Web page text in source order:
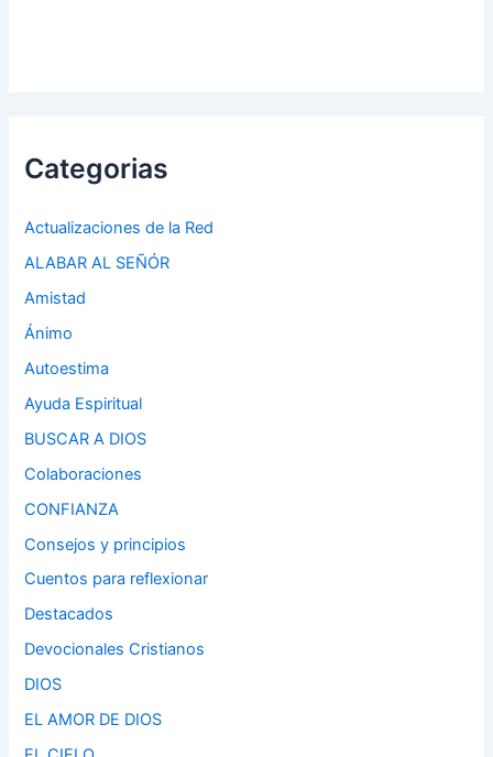
Categorias
Actualizaciones de la Red
ALABAR AL SEÑÓR
Amistad
Ánimo
Autoestima
Ayuda Espiritual
BUSCAR A DIOS
Colaboraciones
CONFIANZA
Consejos y principios
Cuentos para reflexionar
Destacados
Devocionales Cristianos
DIOS
EL AMOR DE DIOS